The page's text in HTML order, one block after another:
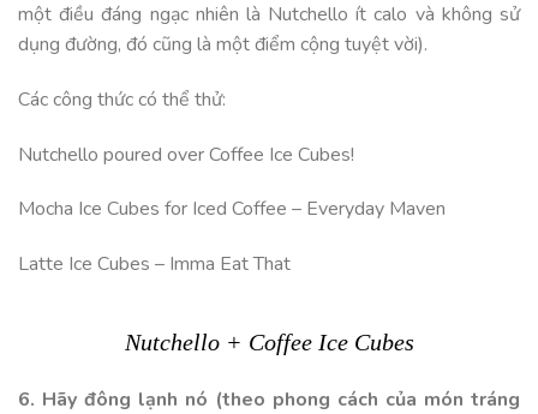
một điều đáng ngạc nhiên là Nutchello ít calo và không sử
dụng đường, đó cũng là một điểm cộng tuyệt vời).
Các công thức có thể thử:
Nutchello poured over Coffee Ice Cubes!
Mocha Ice Cubes for Iced Coffee – Everyday Maven
Latte Ice Cubes – Imma Eat That
Nutchello + Coffee Ice Cubes
6. Hãy đông lạnh nó (theo phong cách của món tráng